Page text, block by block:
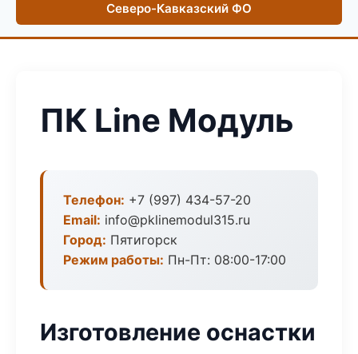
Северо-Кавказский ФО
ПК Line Модуль
Телефон: +7 (997) 434-57-20
Email: info@pklinemodul315.ru
Город: Пятигорск
Режим работы: Пн-Пт: 08:00-17:00
Изготовление оснастки